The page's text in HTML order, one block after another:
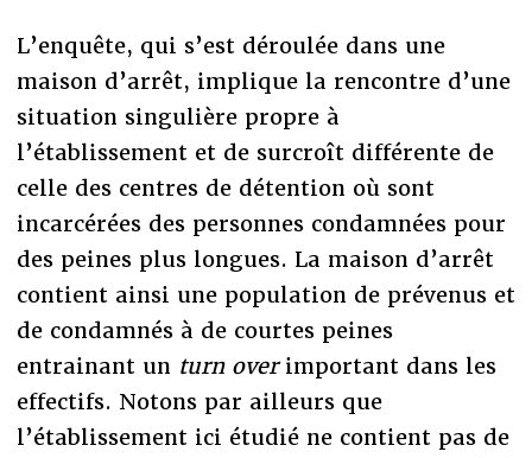
L’enquête, qui s’est déroulée dans une
maison d’arrêt, implique la rencontre d’une
situation singulière propre à
l’établissement et de surcroît différente de
celle des centres de détention où sont
incarcérées des personnes condamnées pour
des peines plus longues. La maison d’arrêt
contient ainsi une population de prévenus et
de condamnés à de courtes peines
entrainant un turn overimportant dans les
effectifs. Notons par ailleurs que
l’établissement ici étudié ne contient pas de